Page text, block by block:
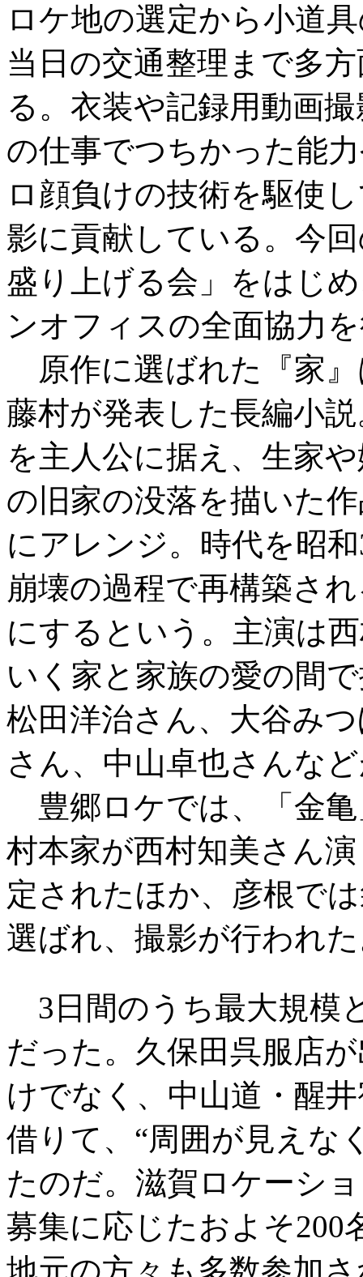
ロケ地の選定から小道
当日の交通整理まで多
る。衣装や記録用動画
の仕事でつちかった能
ロ顔負けの技術を駆使
影に貢献している。今
盛り上げる会」をはじ
ンオフィスの全面協力
原作に選ばれた『家』
藤村が発表した長編小
を主人公に据え、生家
の旧家の没落を描いた
にアレンジ。時代を昭
崩壊の過程で再構築さ
にするという。主演は
いく家と家族の愛の間
松田洋治さん、大谷み
さん、中山卓也さんな
豊郷ロケでは、「金
村本家が西村知美さん
定されたほか、彦根で
選ばれ、撮影が行われ
3日間のうち最大規模
だった。久保田呉服店
けでなく、中山道・醒
借りて、“周囲が見えな
たのだ。滋賀ロケーシ
募集に応じたおよそ200
地元の方々も多数参加